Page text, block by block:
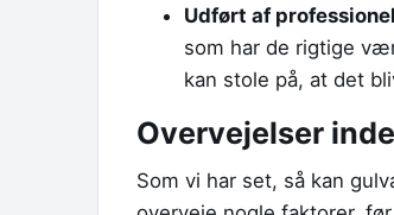
Udført af
som har de rigtige
kan stole på, at det
Overvejelser
Som vi har set, så kan